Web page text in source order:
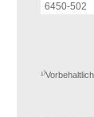
6450-502